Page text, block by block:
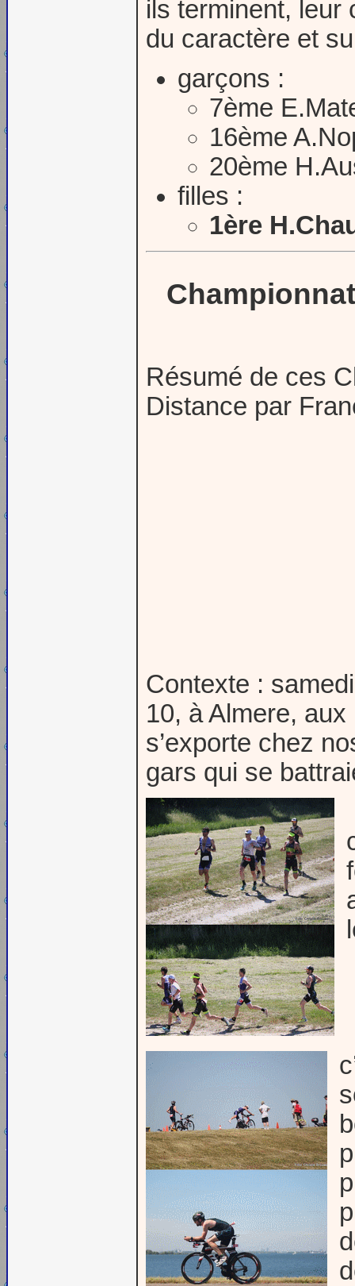
ils terminent, leur
du caractère et
garçons :
7ème
16ème
20ème
filles :
1ère
Résumé de ces
Distance par
Contexte :
10, à Almere,
s’exporte chez
gars qui se